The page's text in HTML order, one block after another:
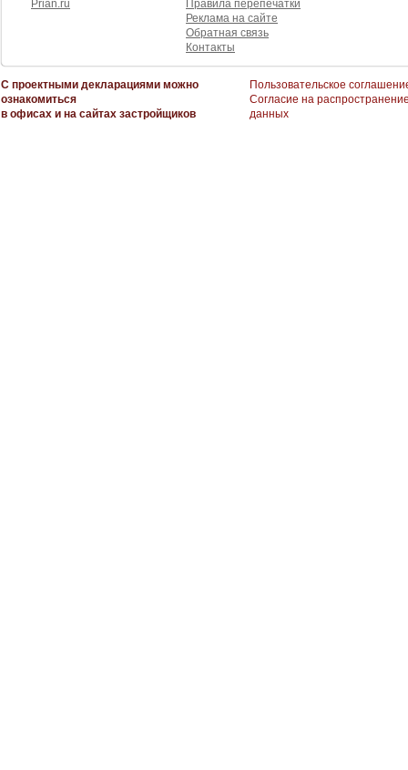
Prian.ru
Правила перепечатки
Реклама на сайте
Обратная связь
Контакты
С проектными декларациями можно
ознакомиться
в офисах и на сайтах застройщиков
Пользовательское
Согласие на
данных